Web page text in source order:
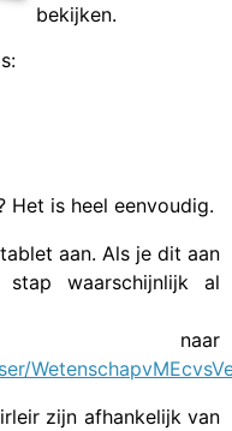
bekijken.
Het is heel eenvoudig.
aan. Als je dit aan
waarschijnlijk al
zijn afhankelijk van